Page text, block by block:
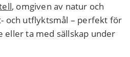
, omgiven av natur och
och utflyktsmål – perfekt för
eller ta med sällskap under